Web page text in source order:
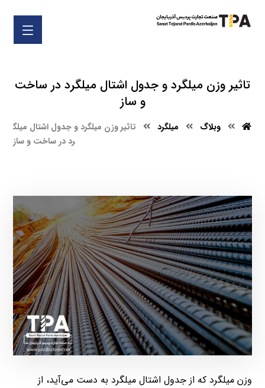
تاثیر وزن میلگرد و جدول اشتال میلگرد در ساخت
و ساز
وبلاگ میلگرد
تاثیر وزن میلگرد و جدول اشتال میلگ
رد در ساخت و ساز
وزن میلگرد که از جدول اشتال میلگرد به دست می‌آید، از